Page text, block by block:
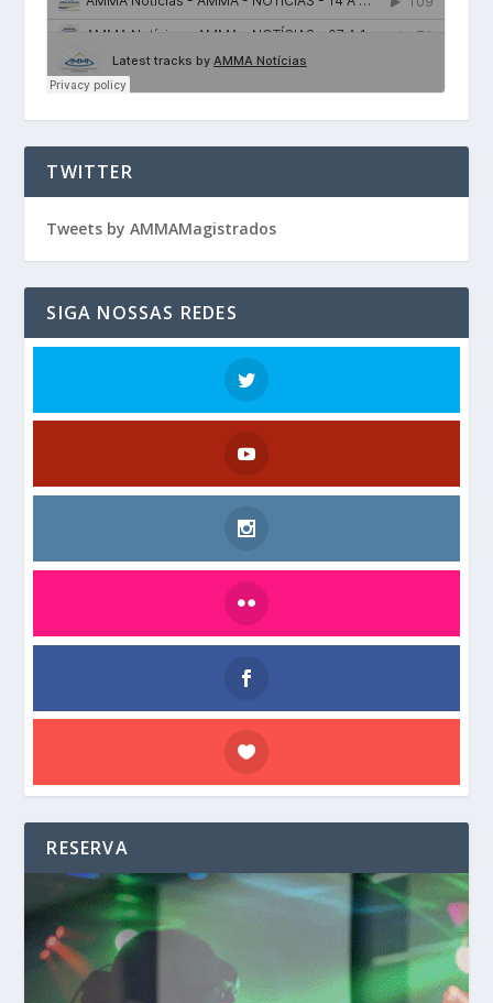
TWITTER
Tweets by AMMAMagistrados
SIGA NOSSAS REDES
RESERVA